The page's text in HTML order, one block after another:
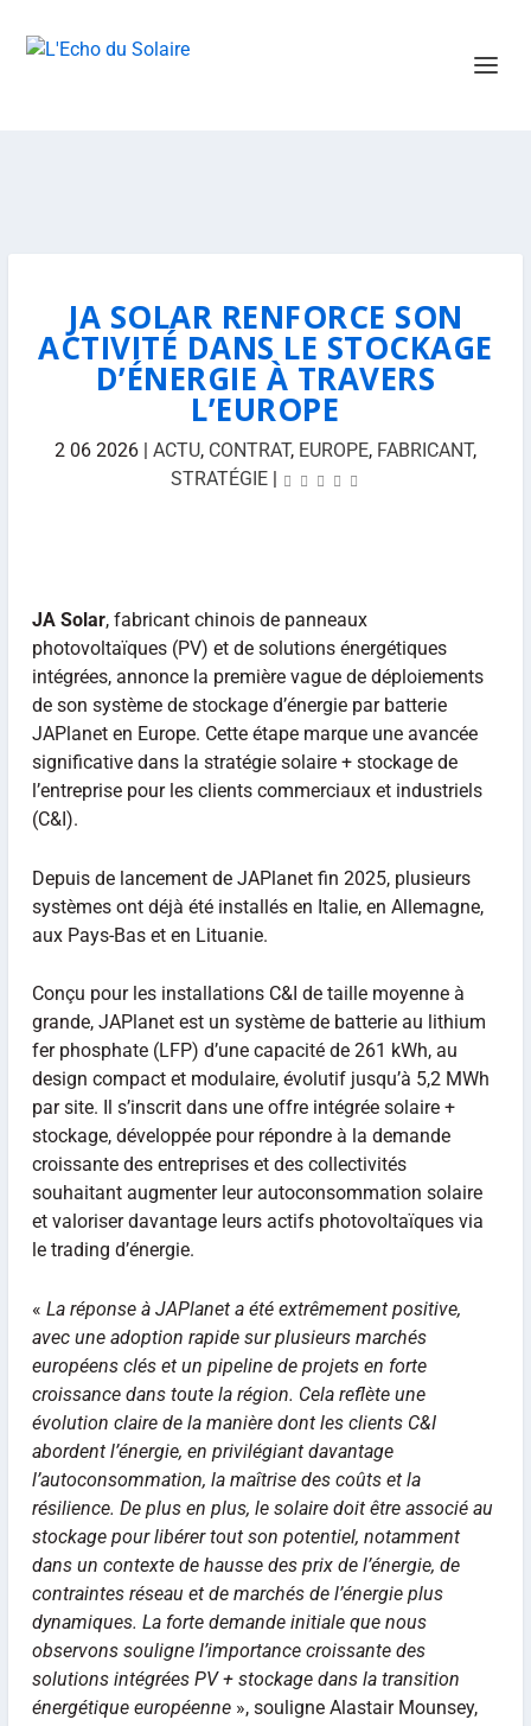
JA SOLAR RENFORCE SON
ACTIVITÉ DANS LE STOCKAGE
D’ÉNERGIE À TRAVERS
L’EUROPE
2 06 2026| ACTU, CONTRAT, EUROPE, FABRICANT,
STRATÉGIE|
JA Solar, fabricant chinois de panneaux
photovoltaïques (PV) et de solutions énergétiques
intégrées, annonce la première vague de déploiements
de son système de stockage d’énergie par batterie
JAPlanet en Europe. Cette étape marque une avancée
significative dans la stratégie solaire + stockage de
l’entreprise pour les clients commerciaux et industriels
(C&I).
Depuis de lancement de JAPlanet fin 2025, plusieurs
systèmes ont déjà été installés en Italie, en Allemagne,
aux Pays-Bas et en Lituanie.
Conçu pour les installations C&I de taille moyenne à
grande, JAPlanet est un système de batterie au lithium
fer phosphate (LFP) d’une capacité de 261 kWh, au
design compact et modulaire, évolutif jusqu’à 5,2 MWh
par site. Il s’inscrit dans une offre intégrée solaire +
stockage, développée pour répondre à la demande
croissante des entreprises et des collectivités
souhaitant augmenter leur autoconsommation solaire
et valoriser davantage leurs actifs photovoltaïques via
le trading d’énergie.
« La réponse à JAPlanet a été extrêmement positive,
avec une adoption rapide sur plusieurs marchés
européens clés et un pipeline de projets en forte
croissance dans toute la région. Cela reflète une
évolution claire de la manière dont les clients C&I
abordent l’énergie, en privilégiant davantage
l’autoconsommation, la maîtrise des coûts et la
résilience. De plus en plus, le solaire doit être associé au
stockage pour libérer tout son potentiel, notamment
dans un contexte de hausse des prix de l’énergie, de
contraintes réseau et de marchés de l’énergie plus
dynamiques. La forte demande initiale que nous
observons souligne l’importance croissante des
solutions intégrées PV + stockage dans la transition
énergétique européenne», souligne Alastair Mounsey,